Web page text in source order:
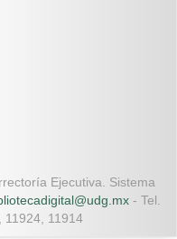
Ejecutiva. Sistema
- Tel.
11924, 11914